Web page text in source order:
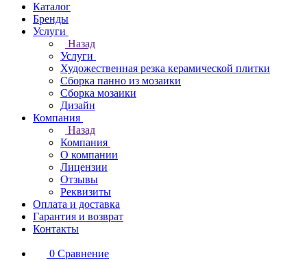
Каталог
Бренды
Услуги
Назад
Услуги
Художественная резка керамической плитки
Сборка панно из мозаики
Сборка мозаики
Дизайн
Компания
Назад
Компания
О компании
Лицензии
Отзывы
Реквизиты
Оплата и доставка
Гарантия и возврат
Контакты
0 Сравнение